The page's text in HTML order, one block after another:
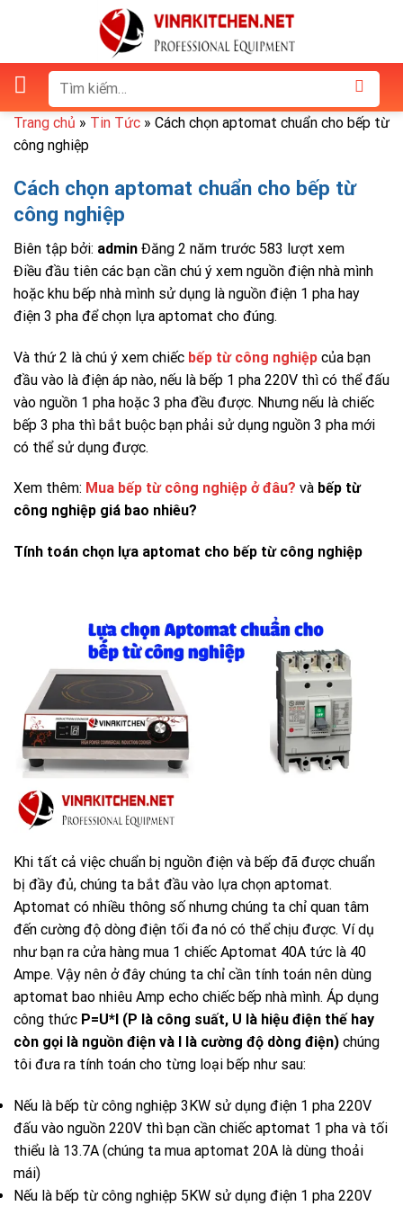
Tìm
kiếm:
Trang chủ » Tin Tức » Cách chọn aptomat chuẩn cho bếp từ
công nghiệp
Cách chọn aptomat chuẩn cho bếp từ
công nghiệp
Biên tập bởi: admin Đăng 2 năm trước 583 lượt xem
Điều đầu tiên các bạn cần chú ý xem nguồn điện nhà mình
hoặc khu bếp nhà mình sử dụng là nguồn điện 1 pha hay
điện 3 pha để chọn lựa aptomat cho đúng.
Và thứ 2 là chú ý xem chiếc bếp từ công nghiệp của bạn
đầu vào là điện áp nào, nếu là bếp 1 pha 220V thì có thể đấu
vào nguồn 1 pha hoặc 3 pha đều được. Nhưng nếu là chiếc
bếp 3 pha thì bắt buộc bạn phải sử dụng nguồn 3 pha mới
có thể sử dụng được.
Xem thêm: Mua bếp từ công nghiệp ở đâu? và bếp từ
công nghiệp giá bao nhiêu?
Tính toán chọn lựa aptomat cho bếp từ công nghiệp
Khi tất cả việc chuẩn bị nguồn điện và bếp đã được chuẩn
bị đầy đủ, chúng ta bắt đầu vào lựa chọn aptomat.
Aptomat có nhiều thông số nhưng chúng ta chỉ quan tâm
đến cường độ dòng điện tối đa nó có thể chịu được. Ví dụ
như bạn ra cửa hàng mua 1 chiếc Aptomat 40A tức là 40
Ampe. Vậy nên ở đây chúng ta chỉ cần tính toán nên dùng
aptomat bao nhiêu Amp echo chiếc bếp nhà mình. Áp dụng
công thức P=U*I (P là công suất, U là hiệu điện thế hay
còn gọi là nguồn điện và I là cường độ dòng điện) chúng
tôi đưa ra tính toán cho từng loại bếp như sau:
Nếu là bếp từ công nghiệp 3KW sử dụng điện 1 pha 220V
đấu vào nguồn 220V thì bạn cần chiếc aptomat 1 pha và tối
thiểu là 13.7A (chúng ta mua aptomat 20A là dùng thoải
mái)
Nếu là bếp từ công nghiệp 5KW sử dụng điện 1 pha 220V